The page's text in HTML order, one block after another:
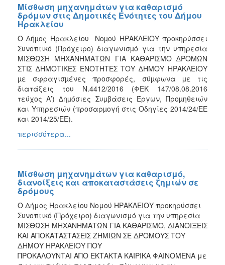
Μίσθωση μηχανημάτων για καθαρισμό
δρόμων στις Δημοτικές Ενότητες του Δήμου
Ηρακλείου
Ο ∆ήµος Ηρακλείου Νοµού ΗΡΑΚΛΕΙΟΥ προκηρύσσει
Συνοπτικό (Πρόχειρο) διαγωνισµό για την υπηρεσία
ΜΙΣΘΩΣΗ ΜΗΧΑΝΗΜΑΤΩΝ ΓΙΑ ΚΑΘΑΡΙΣΜΟ ∆ΡΟΜΩΝ
ΣΤΙΣ ∆ΗΜΟΤΙΚΕΣ ΕΝΟΤΗΤΕΣ ΤΟΥ ∆ΗΜΟΥ ΗΡΑΚΛΕΙΟΥ
µε σφραγισµένες προσφορές, σύµφωνα µε τις
διατάξεις του Ν.4412/2016 (ΦΕΚ 147/08.08.2016
τεύχος Α’) ∆ηµόσιες Συµβάσεις Έργων, Προµηθειών
και Υπηρεσιών (προσαρµογή στις Οδηγίες 2014/24/ΕΕ
και 2014/25/ΕΕ).
περισσότερα...
Μίσθωση μηχανημάτων για καθαρισμό,
διανοίξεις και αποκαταστάσεις ζημιών σε
δρόμους
Ο Δήμος Ηρακλείου Νομού ΗΡΑΚΛΕΙΟΥ προκηρύσσει
Συνοπτικό (Πρόχειρο) διαγωνισμό για την υπηρεσία
ΜΙΣΘΩΣΗ ΜΗΧΑΝΗΜΑΤΩΝ ΓΙΑ ΚΑΘΑΡΙΣΜΟ, ΔΙΑΝΟΙΞΕΙΣ
ΚΑΙ ΑΠΟΚΑΤΑΣΤΑΣΕΙΣ ΖΗΜΙΩΝ ΣΕ ΔΡΟΜΟΥΣ ΤΟΥ
ΔΗΜΟΥ ΗΡΑΚΛΕΙΟΥ ΠΟΥ
ΠΡΟΚΑΛΟΥΝΤΑΙ ΑΠΟ ΕΚΤΑΚΤΑ ΚΑΙΡΙΚΑ ΦΑΙΝΟΜΕΝΑ με